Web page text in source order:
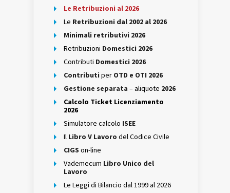
Le Retribuzioni al 2026
Le Retribuzioni dal 2002 al 2026
Minimali retributivi 2026
Retribuzioni Domestici 2026
Contributi Domestici 2026
Contributi per OTD e OTI 2026
Gestione separata – aliquote 2026
Calcolo Ticket Licenziamento
2026
Simulatore calcolo ISEE
Il Libro V Lavoro del Codice Civile
CIGS on-line
Vademecum Libro Unico del
Lavoro
Le Leggi di Bilancio dal 1999 al 2026